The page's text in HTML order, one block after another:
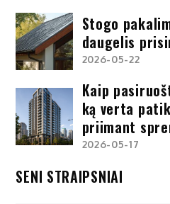
Stogo
daugelis
2026-05-22
Kaip
ką verta
priimant
2026-05-17
SENI STRAIPSNIAI